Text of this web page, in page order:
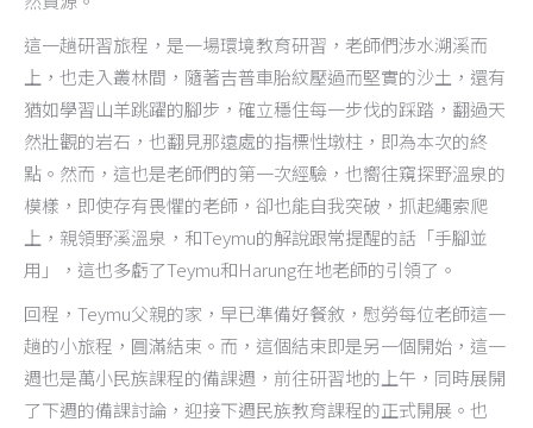
這一趟研習旅程，是一場環境教育研習，老師們涉水溯溪而
上，也走入叢林間，隨著吉普車胎紋壓過而堅實的沙土，還有
猶如學習山羊跳躍的腳步，確立穩住每一步伐的踩踏，翻過天
然壯觀的岩石，也翻見那遠處的指標性墩柱，即為本次的終
點。然而，這也是老師們的第一次經驗，也嚮往窺探野溫泉的
模樣，即使存有畏懼的老師，卻也能自我突破，抓起繩索爬
上，親領野溪溫泉，和Teymu的解說跟常提醒的話「手腳並
用」，這也多虧了Teymu和Harung在地老師的引領了。
回程，Teymu父親的家，早已準備好餐敘，慰勞每位老師這一
趟的小旅程，圓滿結束。而，這個結束即是另一個開始，這一
週也是萬小民族課程的備課週，前往研習地的上午，同時展開
了下週的備課討論，迎接下週民族教育課程的正式開展。也